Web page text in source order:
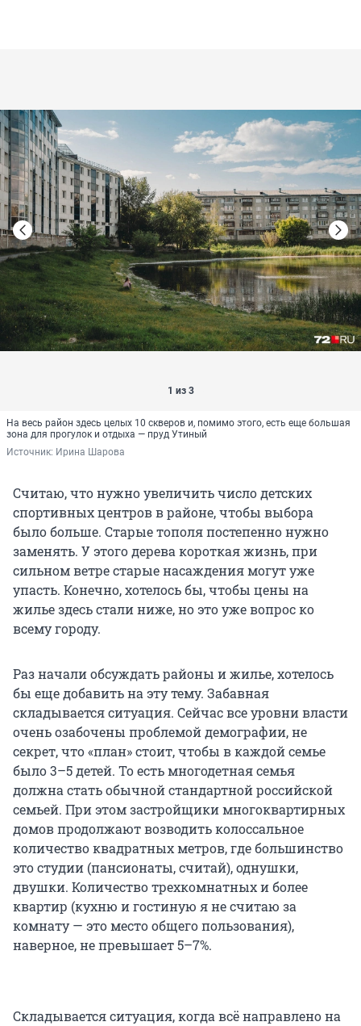
1 из 3
На весь район здесь целых 10 скверов и, помимо этого, есть еще большая
зона для прогулок и отдыха — пруд Утиный
Источник: Ирина Шарова
Считаю, что нужно увеличить число детских
спортивных центров в районе, чтобы выбора
было больше. Старые тополя постепенно нужно
заменять. У этого дерева короткая жизнь, при
сильном ветре старые насаждения могут уже
упасть. Конечно, хотелось бы, чтобы цены на
жилье здесь стали ниже, но это уже вопрос ко
всему городу.
Раз начали обсуждать районы и жилье, хотелось
бы еще добавить на эту тему. Забавная
складывается ситуация. Сейчас все уровни власти
очень озабочены проблемой демографии, не
секрет, что «план» стоит, чтобы в каждой семье
было 3–5 детей. То есть многодетная семья
должна стать обычной стандартной российской
семьей. При этом застройщики многоквартирных
домов продолжают возводить колоссальное
количество квадратных метров, где большинство
это студии (пансионаты, считай), однушки,
двушки. Количество трехкомнатных и более
квартир (кухню и гостиную я не считаю за
комнату — это место общего пользования),
наверное, не превышает 5–7%.
Складывается ситуация, когда всё направлено на